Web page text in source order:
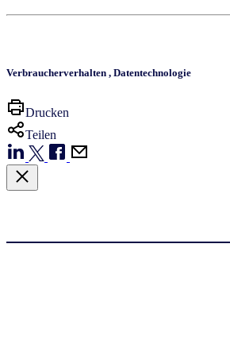
Verbraucherverhalten , Datentechnologie
Drucken
Teilen